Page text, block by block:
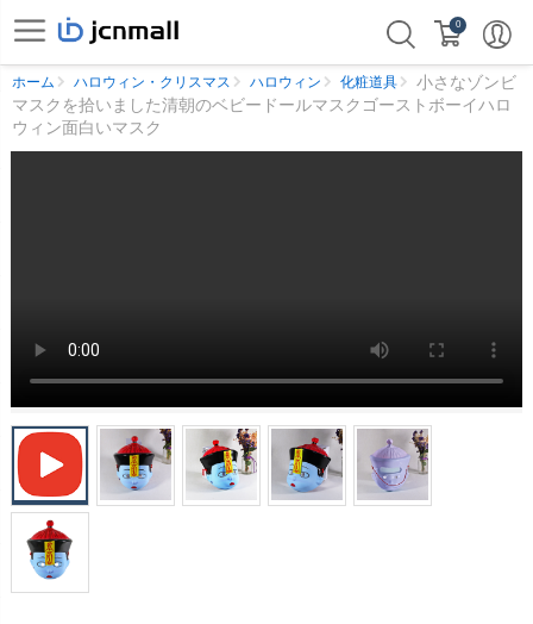
0
ホーム ハロウィン・クリスマス ハロウィン 化粧道具
小さなゾンビ
マスクを拾いました清朝のベビードールマスクゴーストボーイハロ
ウィン面白いマスク